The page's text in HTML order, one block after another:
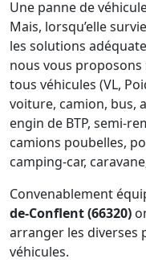
Une panne de
Mais, lorsqu’elle
les solutions
nous vous
tous véhicules (VL,
voiture, camion, bus,
engin de BTP, semi-
camions poubelles,
camping-car,
Convenablement
de-Conflent (66320)
arranger les diverses
véhicules.